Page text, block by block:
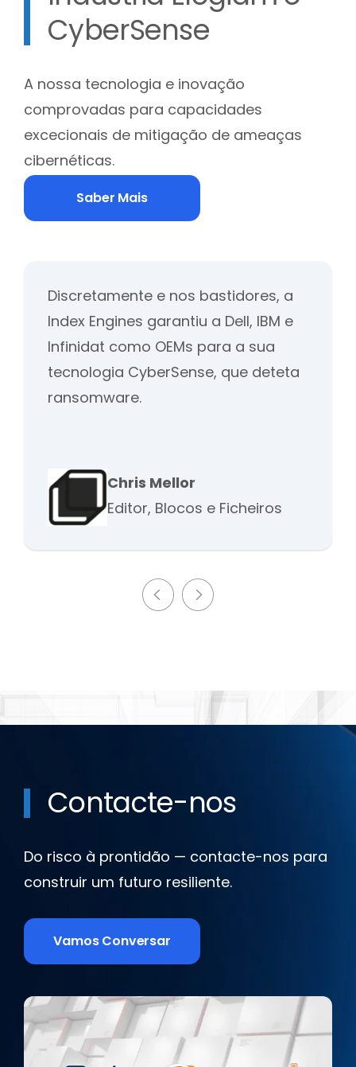
CyberSense
A nossa tecnologia e inovação
comprovadas para capacidades
excecionais de mitigação de ameaças
cibernéticas.
Saber Mais
Discretamente e nos bastidores, a
Index Engines garantiu a Dell, IBM e
Infinidat como OEMs para a sua
tecnologia CyberSense, que deteta
ransomware.
Chris Mellor
Editor, Blocos e Ficheiros
Contacte-nos
Do risco à prontidão — contacte-nos para
construir um futuro resiliente.
Vamos Conversar